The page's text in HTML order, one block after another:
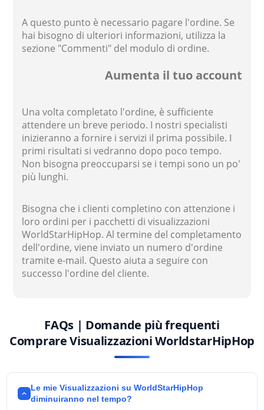
A questo punto è necessario pagare l'ordine. Se
hai bisogno di ulteriori informazioni, utilizza la
sezione "Commenti" del modulo di ordine.
Aumenta il tuo account
Una volta completato l'ordine, è sufficiente
attendere un breve periodo. I nostri specialisti
inizieranno a fornire i servizi il prima possibile. I
primi risultati si vedranno dopo poco tempo.
Non bisogna preoccuparsi se i tempi sono un po'
più lunghi.
Bisogna che i clienti completino con attenzione i
loro ordini per i pacchetti di visualizzazioni
WorldStarHipHop. Al termine del completamento
dell'ordine, viene inviato un numero d'ordine
tramite e-mail. Questo aiuta a seguire con
successo l'ordine del cliente.
FAQs | Domande più frequenti
Comprare Visualizzazioni WorldstarHipHop
Le mie Visualizzazioni su WorldStarHipHop
diminuiranno nel tempo?